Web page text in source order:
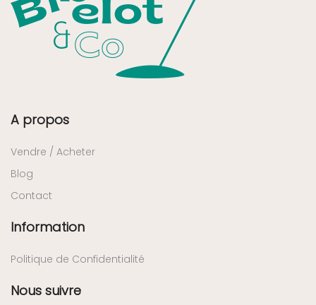
A propos
Vendre / Acheter
Blog
Contact
Information
Politique de Confidentialité
Nous suivre